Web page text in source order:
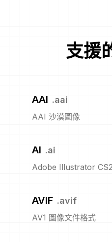
支援
AAI .aai
AAI 沙漠圖像
AI .ai
Adobe Illustrator CS2
AVIF .avif
AV1 圖像文件格式